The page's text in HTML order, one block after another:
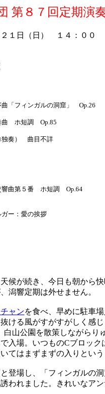
第８７回定期演
２１日（日） １４：０
曲「フィンガルの洞窟」 Op.26
曲 ホ短調 Op.85
独奏） 曲目不詳
響曲第５番 ホ短調 Op.64
ー：愛の挨拶
候が続き、今日も朝から
潟響定期は外せません。
ャンを食べ、早めに駐車
ける風がすがすがしく感
白山公園を散策しながらり
入場。いつものCブロック
てはまずまずの入りとい
登場し、「フィンガルの
われました。きれいなア